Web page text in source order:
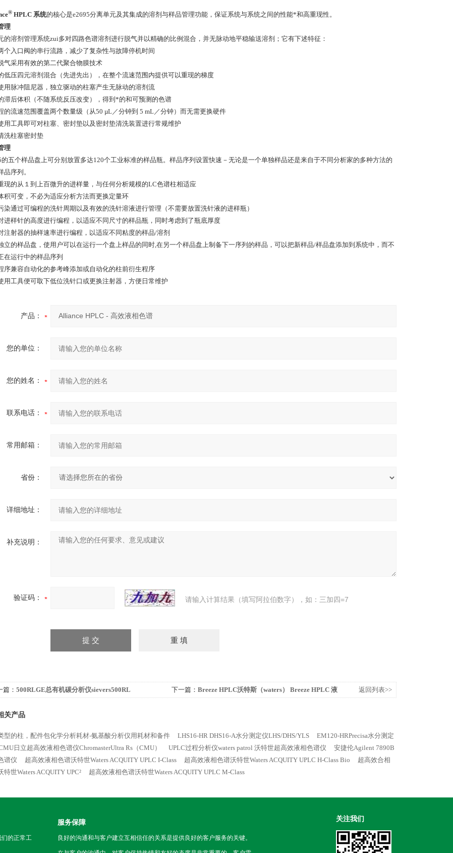
® HPLC 系统的核心是e2695分离单元及其集成的溶剂与样品管理功能，保证系统与系统之间的性能*和高重现性。
理
的溶剂管理系统zui多对四路色谱溶剂进行脱气并以精确的比例混合，并无脉动地平稳输送溶剂；它有下述特征：
个入口阀的串行流路，减少了复杂性与故障停机时间
气采用有效的第二代聚合物膜技术
低压四元溶剂混合（先进先出），在整个流速范围内提供可以重现的梯度
用脉冲阻尼器，独立驱动的柱塞产生无脉动的溶剂流
滞后体积（不随系统反压改变），得到*的和可预测的色谱
的流速范围覆盖两个数量级（从50 µL／分钟到 5 mL／分钟）而无需更换硬件
用工具即可对柱塞、密封垫以及密封垫清洗装置进行常规维护
洗柱塞密封垫
理
的五个样品盘上可分别放置多达120个工业标准的样品瓶。样品序列设置快速－无论是一个单独样品还是来自于不同分析家的多种方法的
品序列。
现的从１到上百微升的进样量，与任何分析规模的LC色谱柱相适应
积可变，不必为适应分析方法而更换定量环
染通过可编程的洗针周期以及有效的洗针溶液进行管理（不需要放置洗针液的进样瓶）
进样针的高度进行编程，以适应不同尺寸的样品瓶，同时考虑到了瓶底厚度
注射器的抽样速率进行编程，以适应不同粘度的样品/溶剂
立的样品盘，使用户可以在运行一个盘上样品的同时,在另一个样品盘上制备下一序列的样品，可以把新样品/样品盘添加到系统中，而不
在运行中的样品序列
序兼容自动化的参考峰添加或自动化的柱前衍生程序
用工具便可取下低位洗针口或更换注射器，方便日常维护
产品：
您的单位：
您的姓名：
联系电话：
常用邮箱：
省份：
详细地址：
补充说明：
验证码： 请输入计算结果（填写阿拉伯数字），如：三加四=7
篇： 500RLGE总有机碳分析仪sievers500RL 下一篇： Breeze HPLC沃特斯（waters） Breeze HPLC 液
返回列表>>
关产品
型的柱，配件包化学分析耗材-氨基酸分析仪用耗材和备件 LHS16-HR DHS16-A水分测定仪LHS/DHS/YLS
EM120-HRPrecisa水分测定
日立超高效液相色谱仪ChromasterUltra Rs（CMU） UPLC过程分析仪waters patrol 沃特世超高效液相色谱仪
安捷伦Agilent 7890B
谱仪
超高效液相色谱沃特世Waters ACQUITY UPLC I-Class 超高效液相色谱沃特世Waters ACQUITY UPLC H-Class Bio
超高效合相
特世Waters ACQUITY UPC²
超高效液相色谱沃特世Waters ACQUITY UPLC M-Class
的正常工
服务保障
良好的沟通和与客户建立互相信任的关系是提供良好的客户服务的关键。
关注我们